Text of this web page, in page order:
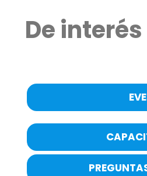
De interés